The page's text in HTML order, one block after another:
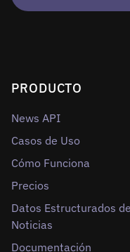
PRODUCTO
News API
Casos de Uso
Cómo Funciona
Precios
Datos Estructurados de
Noticias
Documentación